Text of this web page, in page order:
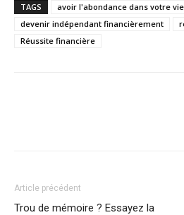
TAGS avoir l'abondance dans votre vie
devenir indépendant financièrement
Réussite financière
Article précédent
Trou de mémoire ? Essayez la